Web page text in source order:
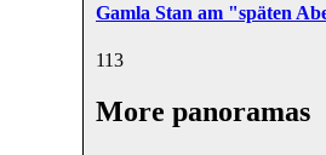
Gamla Stan am "späten
113
More panoramas